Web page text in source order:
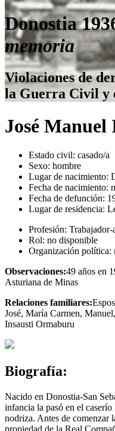
Donostia
memoria
Violaciones de
la Guerra Civil y
José
Estado civil: casado/a
Sexo: hombre
Lugar de nacimiento:
Fecha de nacimiento:
Fecha de defunción:
Lugar de residencia:
Profesión: Trabajador-
Rol: no disponible
Organización política:
Observaciones:49 años en
Asturiana de Minas
Relaciones familiares:
José, María Carmen,
Insausti Ormaburu
Biografía:
Nacido en Donostia-San
infancia la pasó en el
nodriza. Antes de comenzar
propiedad de la Real